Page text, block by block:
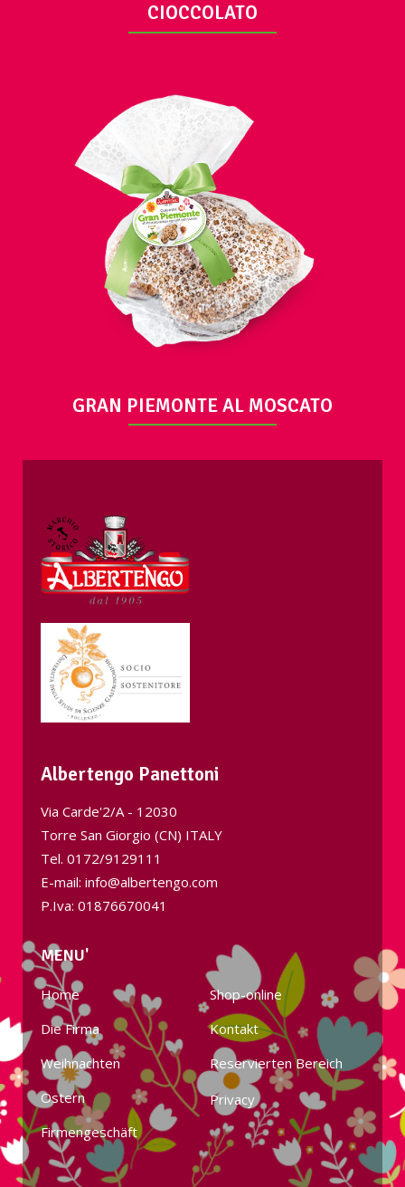
CIOCCOLATO
AUSSICHT
GRAN PIEMONTE AL MOSCATO
Albertengo Panettoni
Via Carde'2/A - 12030
Torre San Giorgio (CN) ITALY
Tel. 0172/9129111
E-mail: info@albertengo.com
P.Iva: 01876670041
MENU'
Home
Die Firma
Weihnachten
Ostern
Firmengeschäft
Shop-online
Kontakt
Reservierten Bereich
Privacy